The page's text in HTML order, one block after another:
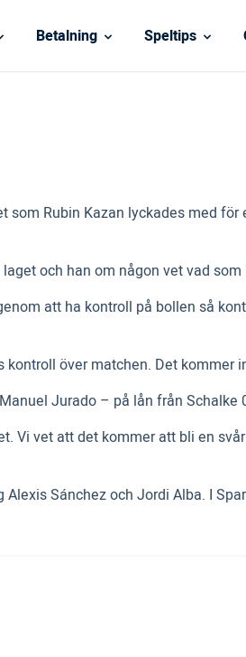
Betalning Speltips
Rubin Kazan lyckades med
och han om någon vet vad
att ha kontroll på bollen så
över matchen. Det kommer
Jurado – på lån från
Vi vet att det kommer att bli en
Sánchez och Jordi Alba. I